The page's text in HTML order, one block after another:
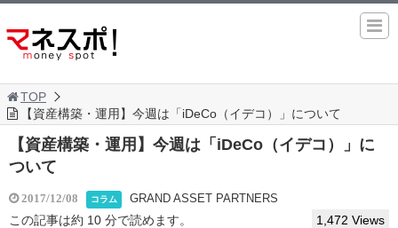
TOP
【資産構築・運用】今週は「iDeCo（イデコ）」について
【資産構築・運用】今週は「iDeCo（イデコ）」に
ついて
2017/12/08 コラム GRAND ASSET PARTNERS
この記事は約 10 分で読めます。 1,472 Views